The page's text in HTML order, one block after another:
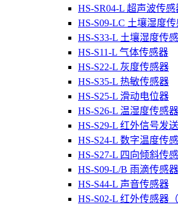
HS-SR04-L 超声波传感
HS-S09-LC 土壤湿度
HS-S33-L 土壤湿度传
HS-S11-L 气体传感器
HS-S22-L 灰度传感器
HS-S35-L 热敏传感器
HS-S25-L 滑动电位器
HS-S26-L 温湿度传感器
HS-S29-L 红外信号发
HS-S24-L 数字温度传
HS-S27-L 四向倾斜传
HS-S09-L/B 雨滴传感器
HS-S44-L 声音传感器
HS-S02-L 红外传感器